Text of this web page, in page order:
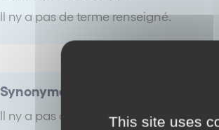
Il ny a pas de terme renseigné.
Synonyme(s) :
Il ny a pas de terme renseigné.
This site uses